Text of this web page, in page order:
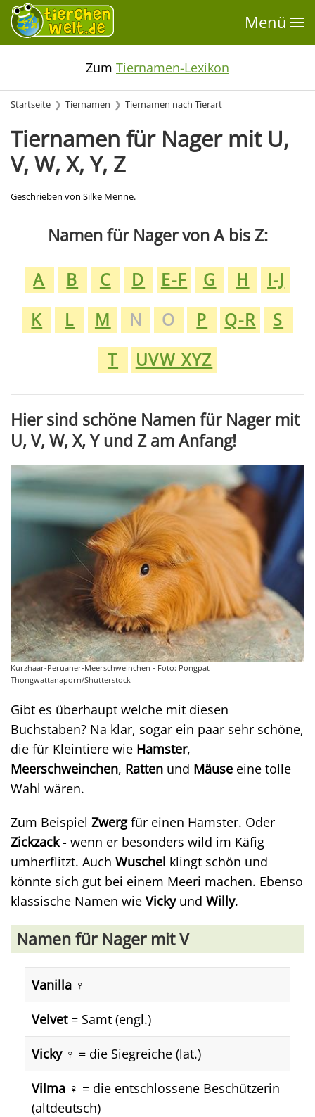
Menü
Zum Tiernamen-Lexikon
Startseite Tiernamen Tiernamen nach Tierart
Tiernamen für Nager mit U,
V, W, X, Y, Z
Geschrieben von Silke Menne.
Namen für Nager von A bis Z:
A
B C D E-F G H
I-J
K
L M N O P Q-R
S
T
UVW XYZ
Hier sind schöne Namen für Nager mit
U, V, W, X, Y und Z am Anfang!
Kurzhaar-Peruaner-Meerschweinchen - Foto: Pongpat
Thongwattanaporn/Shutterstock
Gibt es überhaupt welche mit diesen
Buchstaben? Na klar, sogar ein paar sehr schöne,
die für Kleintiere wie Hamster,
Meerschweinchen, Ratten und Mäuse eine tolle
Wahl wären.
Zum Beispiel Zwergfür einen Hamster. Oder
Zickzack- wenn er besonders wild im Käfig
umherflitzt. Auch Wuschel klingt schön und
könnte sich gut bei einem Meeri machen. Ebenso
klassische Namen wie Vickyund Willy.
Namen für Nager mit V
Vanilla ♀️
Velvet= Samt (engl.)
Vicky ♀️ = die Siegreiche (lat.)
Vilma ♀️ = die entschlossene Beschützerin
(altdeutsch)